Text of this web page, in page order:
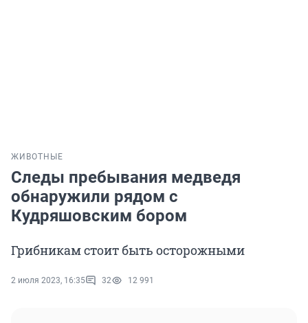
ЖИВОТНЫЕ
Следы пребывания медведя
обнаружили рядом с
Кудряшовским бором
Грибникам стоит быть осторожными
2 июля 2023, 16:35 32 12 991